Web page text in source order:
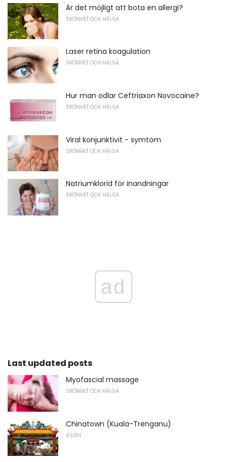
Är det möjligt att bota en allergi?
SKÖNHET OCH HÄLSA
Laser retina koagulation
SKÖNHET OCH HÄLSA
Hur man odlar Ceftriaxon Novocaine?
SKÖNHET OCH HÄLSA
Viral konjunktivit - symtom
SKÖNHET OCH HÄLSA
Natriumklorid för inandningar
SKÖNHET OCH HÄLSA
ad
Last updated posts
Myofascial massage
SKÖNHET OCH HÄLSA
Chinatown (Kuala-Trenganu)
ASIEN